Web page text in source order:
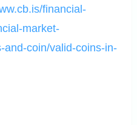
financial-
market-
and-coin/valid-coins-in-